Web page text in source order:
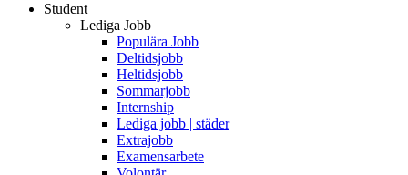
Student
Lediga Jobb
Populära Jobb
Deltidsjobb
Heltidsjobb
Sommarjobb
Internship
Lediga jobb | städer
Extrajobb
Examensarbete